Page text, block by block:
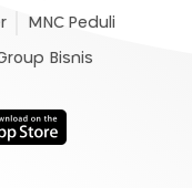
MNC Peduli
Bisnis